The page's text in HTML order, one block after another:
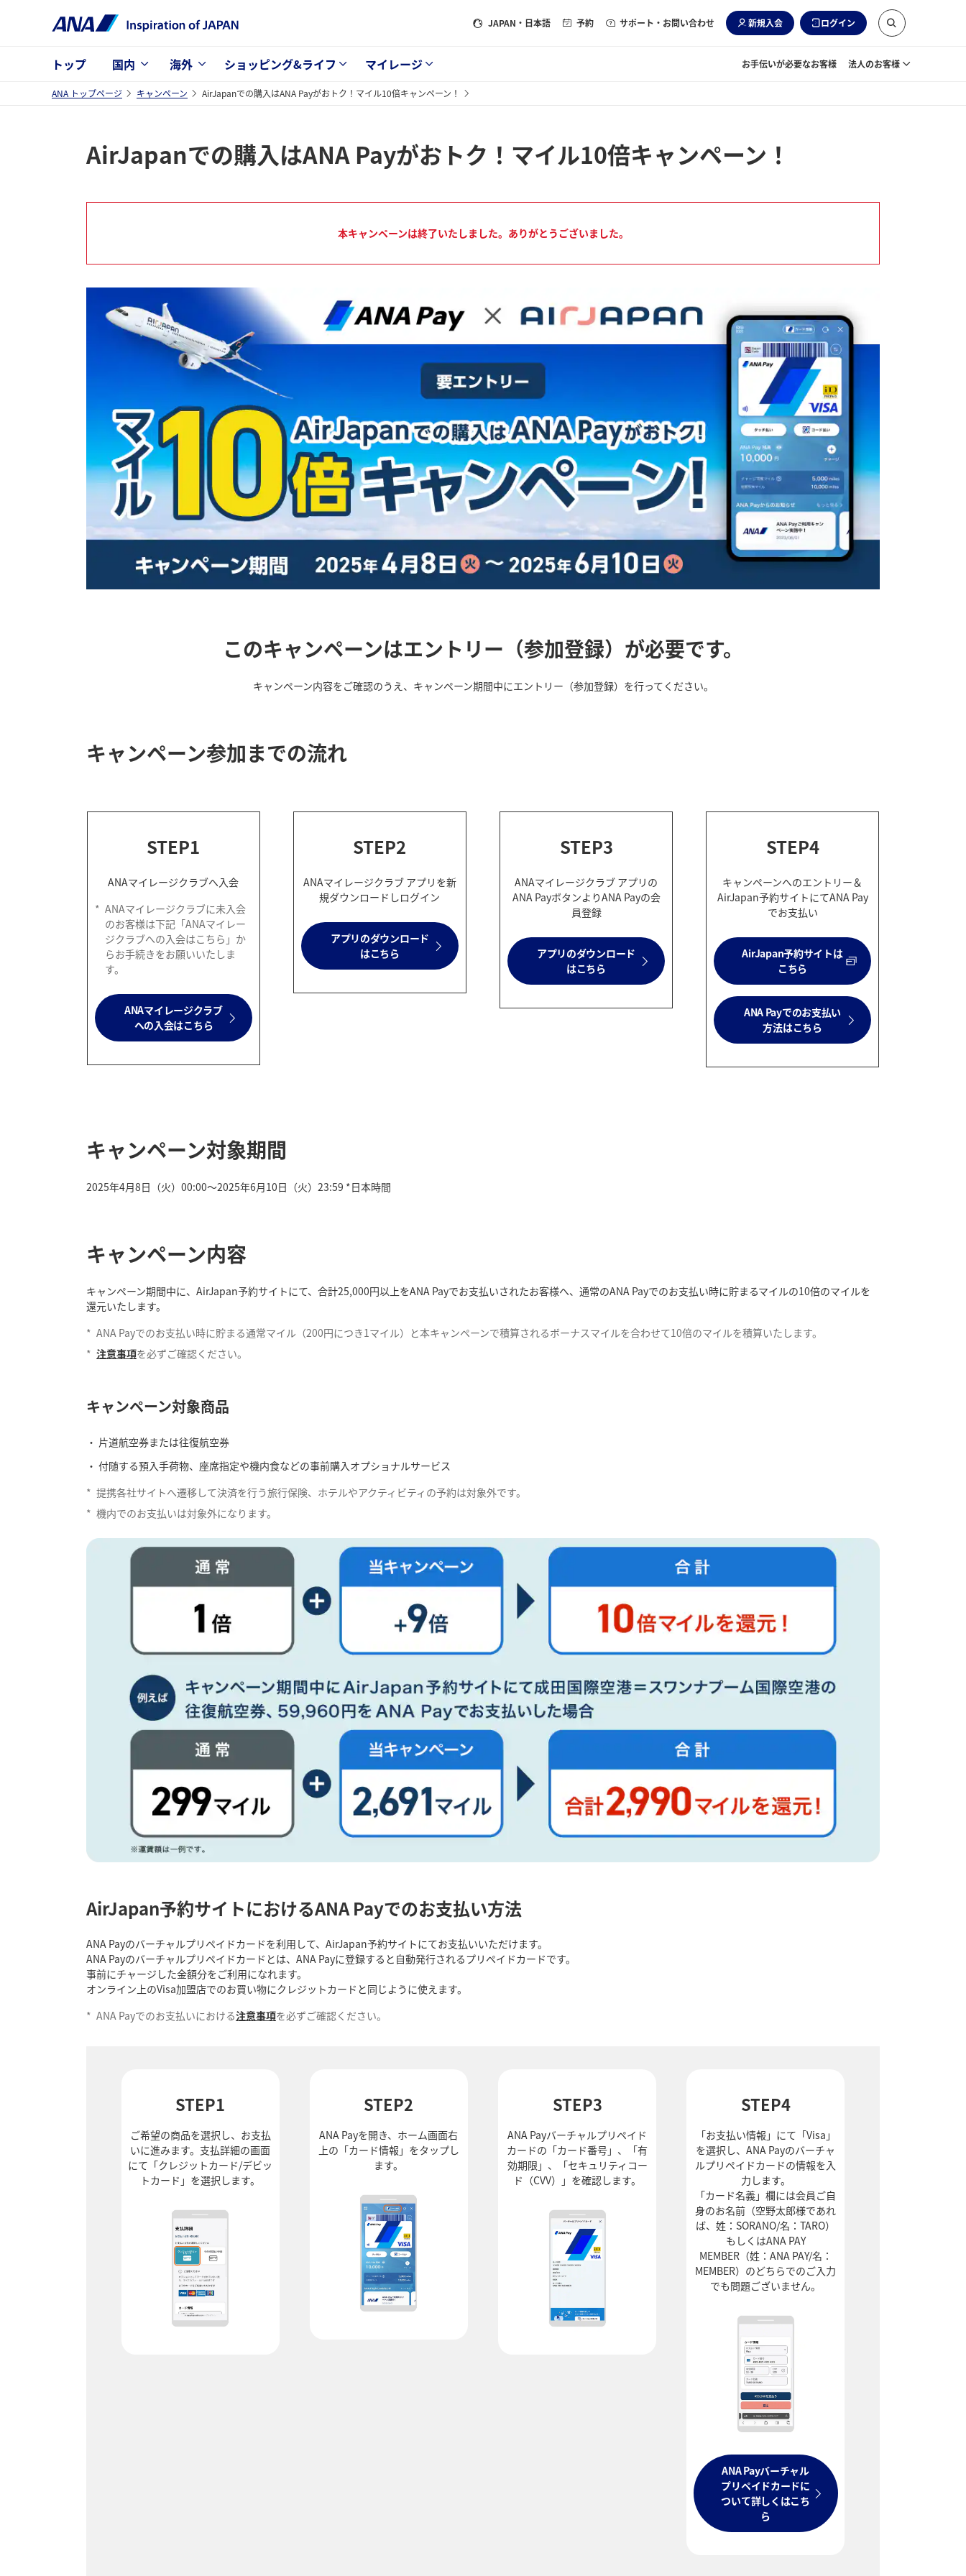
JAPAN ・日本語 予約 サポート・お問い合わせ 新規入会 ログイン
トップ 国内 海外 ショッピング&ライフ マイレージ お手伝いが必要なお客様 法人のお客様
ANA トップページ キャンペーン AirJapanでの購入はANA Payがおトク！マイル10倍キャンペーン！
AirJapanでの購入はANA Payがおトク！マイル10倍キャンペーン！
本キャンペーンは終了いたしました。ありがとうございました。
このキャンペーンはエントリー（参加登録）が必要です。
キャンペーン内容をご確認のうえ、キャンペーン期間中にエントリー（参加登録）を行ってください。
キャンペーン参加までの流れ
STEP1
ANAマイレージクラブへ入会
* ANAマイレージクラブに未入会
のお客様は下記「ANAマイレー
ジクラブへの入会はこちら」か
らお手続きをお願いいたしま
す。
ANAマイレージクラブ
への入会はこちら
STEP2
ANAマイレージクラブ アプリを新
規ダウンロードしログイン
アプリのダウンロード
はこちら
STEP3
ANAマイレージクラブ アプリの
ANA PayボタンよりANA Payの会
員登録
アプリのダウンロード
はこちら
STEP4
キャンペーンへのエントリー＆
AirJapan予約サイトにてANA Pay
でお支払い
AirJapan予約サイトは
こちら
ANA Payでのお支払い
方法はこちら
キャンペーン対象期間
2025年4月8日（火）00:00～2025年6月10日（火）23:59 *日本時間
キャンペーン内容
キャンペーン期間中に、AirJapan予約サイトにて、合計25,000円以上をANA Payでお支払いされたお客様へ、通常のANA Payでのお支払い時に貯まるマイルの10倍のマイルを
還元いたします。
* ANA Payでのお支払い時に貯まる通常マイル（200円につき1マイル）と本キャンペーンで積算されるボーナスマイルを合わせて10倍のマイルを積算いたします。
* 注意事項を必ずご確認ください。
キャンペーン対象商品
片道航空券または往復航空券
付随する預入手荷物、座席指定や機内食などの事前購入オプショナルサービス
* 提携各社サイトへ遷移して決済を行う旅行保険、ホテルやアクティビティの予約は対象外です。
* 機内でのお支払いは対象外になります。
AirJapan予約サイトにおけるANA Payでのお支払い方法
ANA Payのバーチャルプリペイドカードを利用して、AirJapan予約サイトにてお支払いいただけます。
ANA Payのバーチャルプリペイドカードとは、ANA Payに登録すると自動発行されるプリペイドカードです。
事前にチャージした金額分をご利用になれます。
オンライン上のVisa加盟店でのお買い物にクレジットカードと同じように使えます。
* ANA Payでのお支払いにおける注意事項を必ずご確認ください。
STEP1
ご希望の商品を選択し、お支払
いに進みます。支払詳細の画面
にて「クレジットカード/デビッ
トカード」を選択します。
STEP2
ANA Payを開き、ホーム画面右
上の「カード情報」をタップし
ます。
STEP3
ANA Payバーチャルプリペイド
カードの「カード番号」、「有
効期限」、「セキュリティコー
ド（CVV）」を確認します。
STEP4
「お支払い情報」にて「Visa」
を選択し、ANA Payのバーチャ
ルプリペイドカードの情報を入
力します。
「カード名義」欄には会員ご自
身のお名前（空野太郎様であれ
ば、姓：SORANO/名：TARO）
もしくはANA PAY
MEMBER（姓：ANA PAY/名：
MEMBER）のどちらでのご入力
でも問題ございません。
ANA Payバーチャル
プリペイドカードに
ついて詳しくはこち
ら